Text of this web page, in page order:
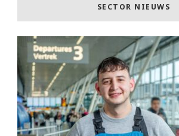
SECTOR NIEUWS